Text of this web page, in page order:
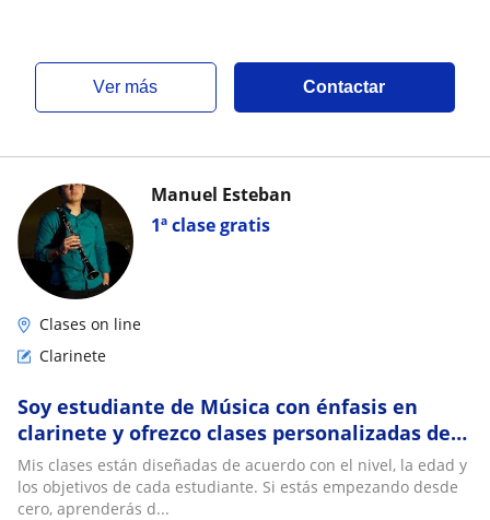
ver más Contactar
1ª clase gratis
Manuel Esteban
Clases on line
Clarinete
Soy estudiante de Música con énfasis en
clarinete y ofrezco clases personalizadas de
clarinete clásico y popular, además de solfeo
Mis clases están diseñadas de acuerdo con el nivel, la edad y
los objetivos de cada estudiante. Si estás empezando desde
cero, aprenderás d...